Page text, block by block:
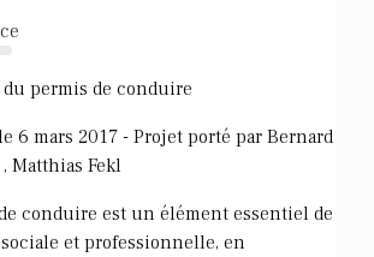
permis de conduire
6 mars 2017 - Projet porté par Bernard
Matthias Fekl
conduire est un élément essentiel de
et professionnelle, en